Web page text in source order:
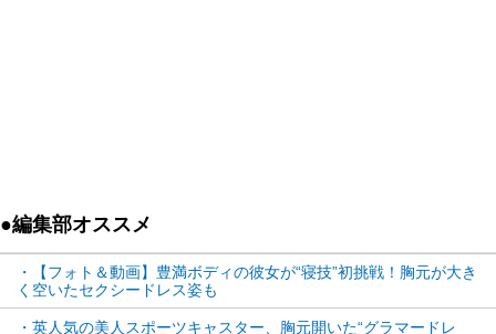
ョン用の企画映像だが、ジョーンズは男性ファイタ
ーに下からの三角絞めを教えてもらったが、グラマ
●編集部オススメ
・【フォト＆動画】豊満ボディの彼女が“寝技”初挑戦！胸元が大き
く空いたセクシードレス姿も
・英人気の美人スポーツキャスター、胸元開いた“グラマードレ